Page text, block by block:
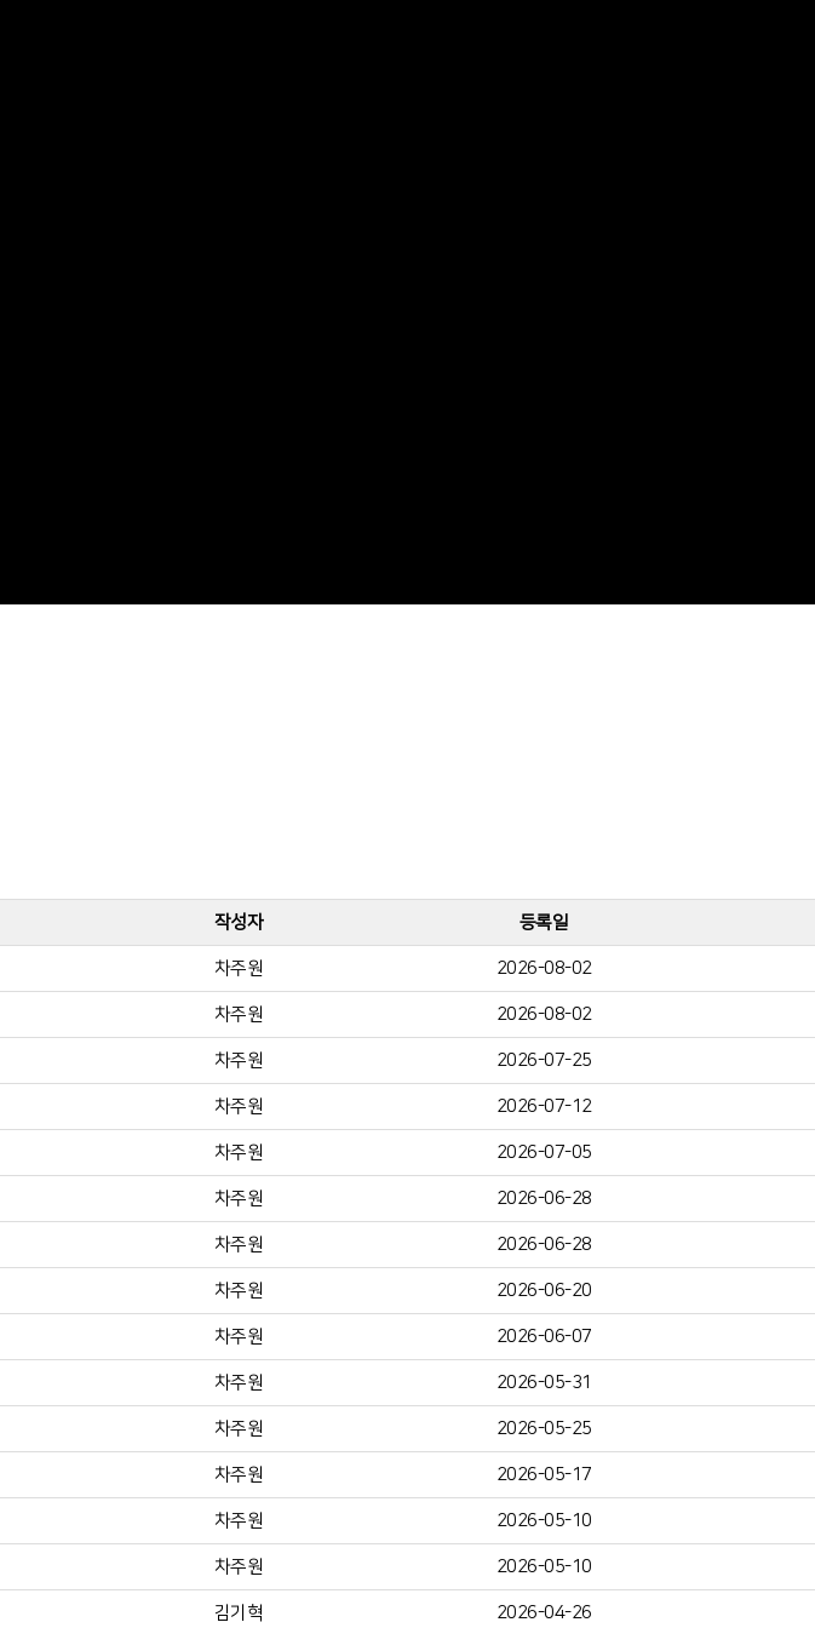
작성자 등록일
차주원 2026-08-02
차주원 2026-08-02
차주원 2026-07-25
차주원 2026-07-12
차주원 2026-07-05
차주원 2026-06-28
차주원 2026-06-28
차주원 2026-06-20
차주원 2026-06-07
차주원 2026-05-31
차주원 2026-05-25
차주원 2026-05-17
차주원 2026-05-10
차주원 2026-05-10
김기혁 2026-04-26